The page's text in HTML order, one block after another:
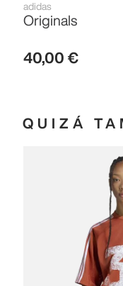
adidas
Originals
40,00 €
QUIZÁ